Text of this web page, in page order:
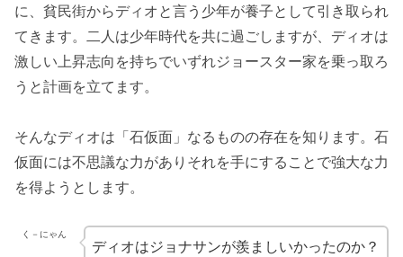
に、貧民街からディオと言う少年が養子として引き取られ
てきます。二人は少年時代を共に過ごしますが、ディオは
激しい上昇志向を持ちでいずれジョースター家を乗っ取ろ
うと計画を立てます。
そんなディオは「石仮面」なるものの存在を知ります。石
仮面には不思議な力がありそれを手にすることで強大な力
を得ようとします。
く－にゃん
ディオはジョナサンが羨ましいかったのか？